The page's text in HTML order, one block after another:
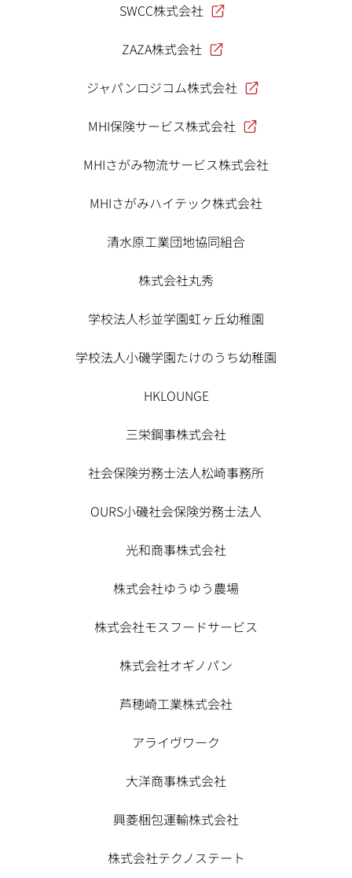
SWCC株式会社
ZAZA株式会社
ジャパンロジコム株式会社
MHI保険サービス株式会社
MHIさがみ物流サービス株式会社
MHIさがみハイテック株式会社
清水原工業団地協同組合
株式会社丸秀
学校法人杉並学園虹ヶ丘幼稚園
学校法人小磯学園たけのうち幼稚園
HKLOUNGE
三栄鋼事株式会社
社会保険労務士法人松崎事務所
OURS小磯社会保険労務士法人
光和商事株式会社
株式会社ゆうゆう農場
株式会社モスフードサービス
株式会社オギノパン
芦穂崎工業株式会社
アライヴワーク
大洋商事株式会社
興菱梱包運輸株式会社
株式会社テクノステート